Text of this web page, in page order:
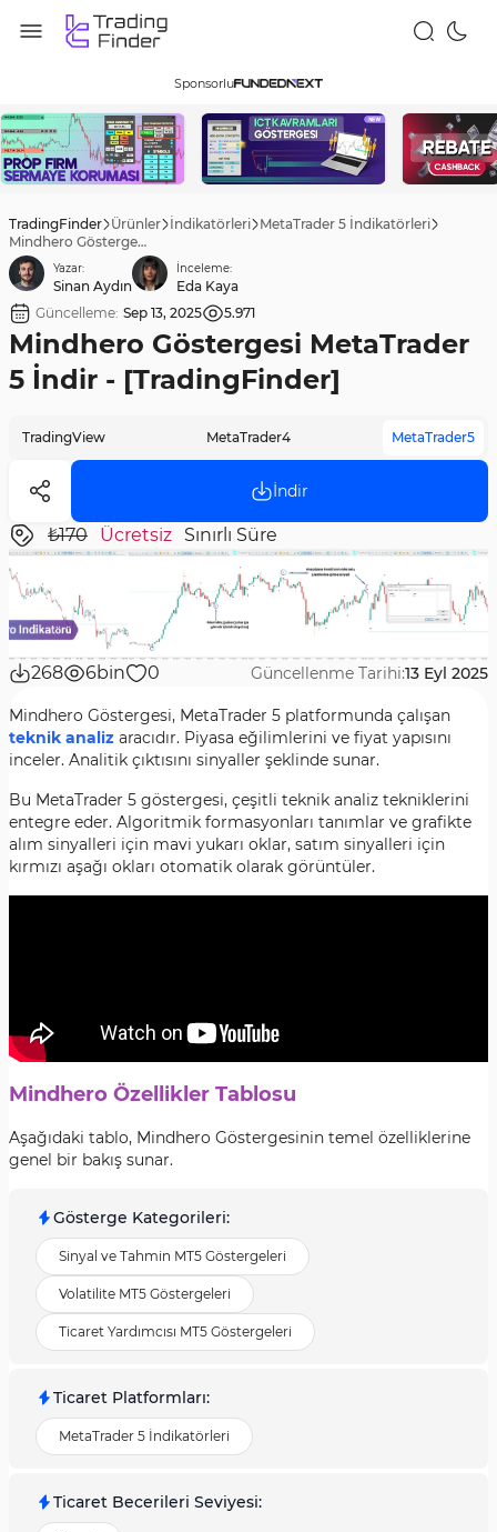
Sponsorlu
TradingFinder Ürünler İndikatörleri MetaTrader 5 İndikatörleri
Mindhero Göstergesi MetaTrader 5 İndir - [TradingFinder]
Yazar:
Sinan Aydın
İnceleme:
Eda Kaya
Güncelleme: Sep 13, 2025 5.971
Mindhero Göstergesi MetaTrader
5 İndir - [TradingFinder]
TradingView MetaTrader4 MetaTrader5
İndir
₺170 Ücretsiz Sınırlı Süre
268 6bin 0 Güncellenme Tarihi:13 Eyl 2025
Mindhero Göstergesi, MetaTrader 5 platformunda çalışan
teknik analiz aracıdır. Piyasa eğilimlerini ve fiyat yapısını
inceler. Analitik çıktısını sinyaller şeklinde sunar.
Bu MetaTrader 5 göstergesi, çeşitli teknik analiz tekniklerini
entegre eder. Algoritmik formasyonları tanımlar ve grafikte
alım sinyalleri için mavi yukarı oklar, satım sinyalleri için
kırmızı aşağı okları otomatik olarak görüntüler.
Mindhero Özellikler Tablosu
Aşağıdaki tablo, Mindhero Göstergesinin temel özelliklerine
genel bir bakış sunar.
Gösterge Kategorileri:
Sinyal ve Tahmin MT5 Göstergeleri
Volatilite MT5 Göstergeleri
Ticaret Yardımcısı MT5 Göstergeleri
Ticaret Platformları:
MetaTrader 5 İndikatörleri
Ticaret Becerileri Seviyesi: